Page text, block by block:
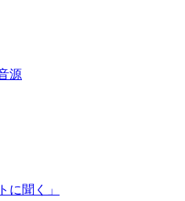
源
に聞く」